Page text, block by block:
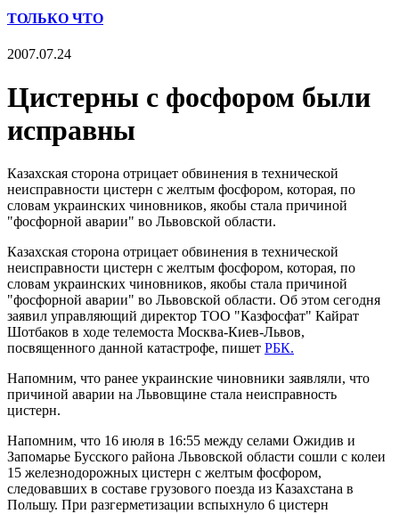
ТОЛЬКО ЧТО
2007.07.24
Цистерны с фосфором были
исправны
Казахская сторона отрицает обвинения в технической
неисправности цистерн с желтым фосфором, которая, по
словам украинских чиновников, якобы стала причиной
"фосфорной аварии" во Львовской области.
Казахская сторона отрицает обвинения в технической
неисправности цистерн с желтым фосфором, которая, по
словам украинских чиновников, якобы стала причиной
"фосфорной аварии" во Львовской области. Об этом сегодня
заявил управляющий директор ТОО "Казфосфат" Кайрат
Шотбаков в ходе телемоста Москва-Киев-Львов,
посвященного данной катастрофе, пишет РБК.
Напомним, что ранее украинские чиновники заявляли, что
причиной аварии на Львовщине стала неисправность
цистерн.
Напомним, что 16 июля в 16:55 между селами Ожидив и
Запомарье Бусского района Львовской области сошли с колеи
15 железнодорожных цистерн с желтым фосфором,
следовавших в составе грузового поезда из Казахстана в
Польшу. При разгерметизации вспыхнуло 6 цистерн